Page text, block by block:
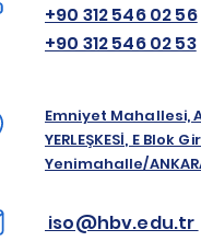
+90 312 546 02 56
+90 312 546 02 53
Emniyet Mahallesi,
YERLEŞKESİ, E Blok
Yenimahalle/
iso@hbv.edu.tr